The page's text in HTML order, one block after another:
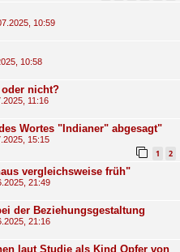
10:59
10:58
nicht?
11:16
Wortes "Indianer" abgesagt"
15:15
1 2
vergleichsweise früh"
21:49
der Beziehungsgestaltung
21:16
laut Studie als Kind Opfer von